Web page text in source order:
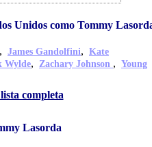
Unidos como Tommy
, James Gandolfini, Kate
Wylde, Zachary Johnson , Young
completa
Lasorda